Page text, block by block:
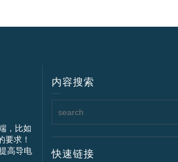
，比如
要求！
高导电
内容搜索
快速链接